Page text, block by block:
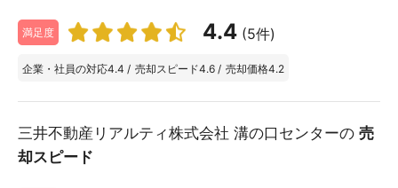
満足度 4.4 (5件)
企業・社員の対応4.4 / 売却スピード4.6 / 売却価格4.2
三井不動産リアルティ株式会社 溝の口センターの 売
却スピード